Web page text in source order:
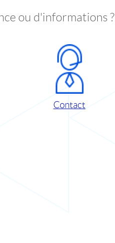
ou d'informations ?
Contact